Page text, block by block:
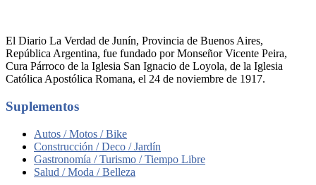
El Diario La Verdad de Junín, Provincia de Buenos Aires,
República Argentina, fue fundado por Monseñor Vicente Peira,
Cura Párroco de la Iglesia San Ignacio de Loyola, de la Iglesia
Católica Apostólica Romana, el 24 de noviembre de 1917.
Suplementos
Autos / Motos / Bike
Construcción / Deco / Jardín
Gastronomía / Turismo / Tiempo Libre
Salud / Moda / Belleza